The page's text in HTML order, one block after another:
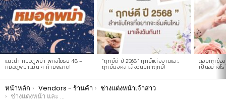
แนะนำ หมอดูพม่า พหลโยธิน 48 –
หมอดูพม่าแม่น ๆ ห้ามพลาด!
“ฤกษ์ดี ปี 2568” ฤกษ์แต่งงานและ
ฤกษ์มงคล เล็งวันมหาฤกษ์!
ตอบทุกข้อส
เป็นอย่างไร
You are here:
หน้าหลัก Vendors - ร้านค้า
ช่างแต่งหน้าเจ้าสาว
ช่างแต่งหน้า และ ทำผมเจ้าสาว Poope Makeup